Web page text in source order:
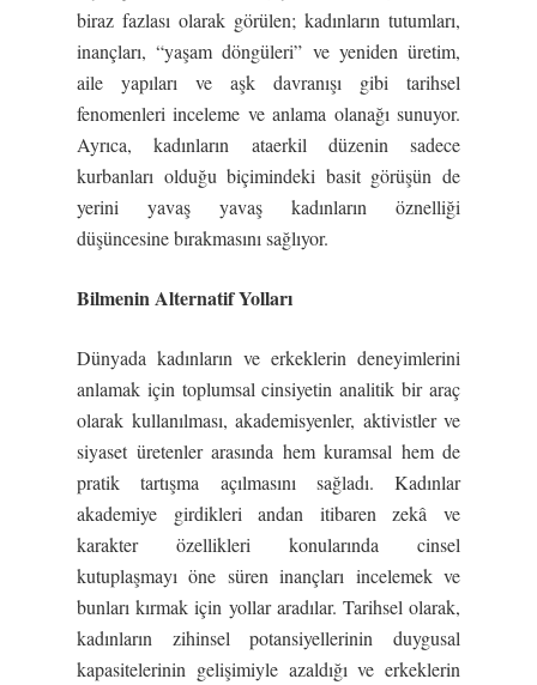
biraz fazlası olarak görülen; kadınların tutumları,
inançları, “yaşam döngüleri” ve yeniden üretim,
aile yapıları ve aşk davranışı gibi tarihsel
fenomenleri inceleme ve anlama olanağı sunuyor.
Ayrıca, kadınların ataerkil düzenin sadece
kurbanları olduğu biçimindeki basit görüşün de
yerini yavaş yavaş kadınların öznelliği
düşüncesine bırakmasını sağlıyor.
Bilmenin Alternatif Yolları
Dünyada kadınların ve erkeklerin deneyimlerini
anlamak için toplumsal cinsiyetin analitik bir araç
olarak kullanılması, akademisyenler, aktivistler ve
siyaset üretenler arasında hem kuramsal hem de
pratik tartışma açılmasını sağladı. Kadınlar
akademiye girdikleri andan itibaren zekâ ve
karakter özellikleri konularında cinsel
kutuplaşmayı öne süren inançları incelemek ve
bunları kırmak için yollar aradılar. Tarihsel olarak,
kadınların zihinsel potansiyellerinin duygusal
kapasitelerinin gelişimiyle azaldığı ve erkeklerin